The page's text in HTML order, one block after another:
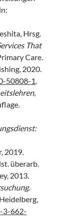
Hrsg.
That
Care.
2020.
50808-1.
2019.
überarb.
2013.
.
3-662-